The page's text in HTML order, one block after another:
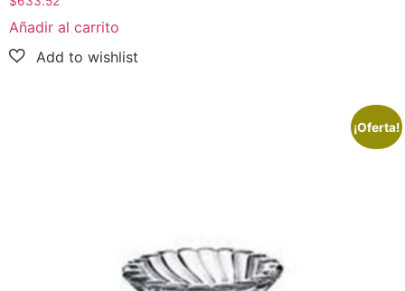
Añadir al carrito
¡Oferta!